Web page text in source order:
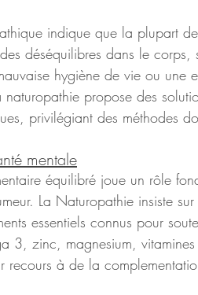
indique que la plupart
déséquilibres dans le corps,
hygiène de vie ou une
propose des
privilégiant des méthodes
mentale
équilibré joue un rôle
La Naturopathie insiste
essentiels connus pour
3, zinc, magnesium,
recours à de la